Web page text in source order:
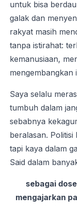
untuk bisa
galak dan
rakyat masih
tanpa istirahat:
kemanusiaan,
mengembangkan
Saya selalu
tumbuh dalam
sebabnya
beralasan.
tapi kaya dalam
Said dalam
sebagai
mengajarkan